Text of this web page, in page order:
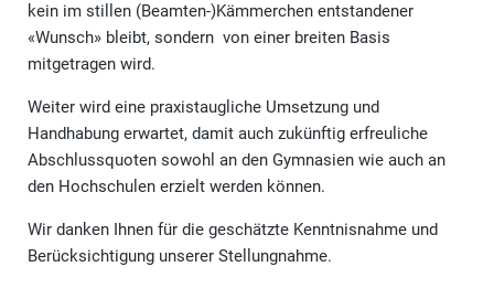
kein im stillen (Beamten-)Kämmerchen entstandener
«Wunsch» bleibt, sondern von einer breiten Basis
mitgetragen wird.
Weiter wird eine praxistaugliche Umsetzung und
Handhabung erwartet, damit auch zukünftig erfreuliche
Abschlussquoten sowohl an den Gymnasien wie auch an
den Hochschulen erzielt werden können.
Wir danken Ihnen für die geschätzte Kenntnisnahme und
Berücksichtigung unserer Stellungnahme.